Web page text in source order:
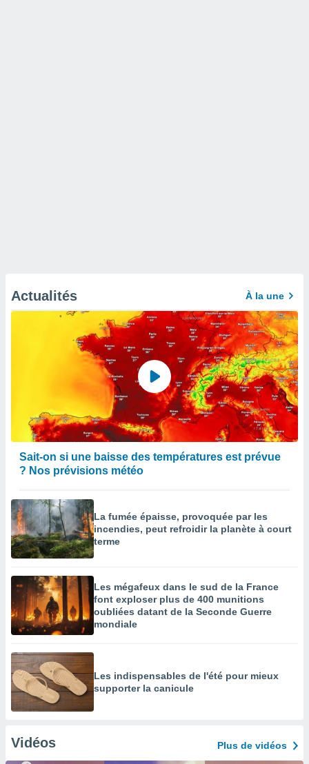
Actualités À la une
Sait-on si une baisse des températures est prévue
? Nos prévisions météo
La fumée épaisse, provoquée par les
incendies, peut refroidir la planète à court
terme
Les mégafeux dans le sud de la France
font exploser plus de 400 munitions
oubliées datant de la Seconde Guerre
mondiale
Les indispensables de l'été pour mieux
supporter la canicule
Vidéos Plus de vidéos